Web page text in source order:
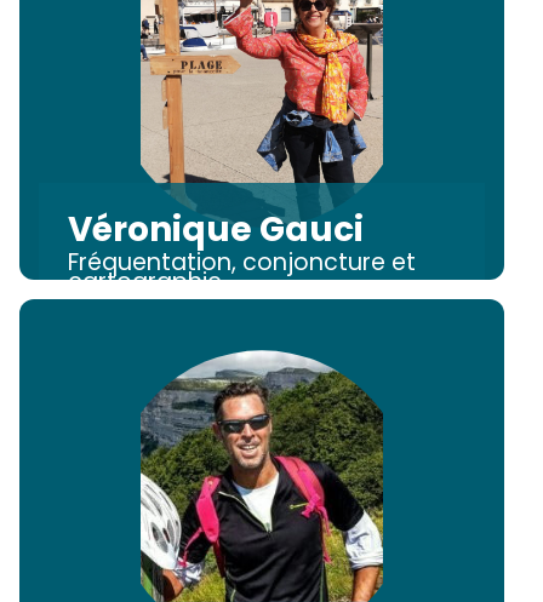
Véronique Gauci
Fréquentation, conjoncture et
cartographie